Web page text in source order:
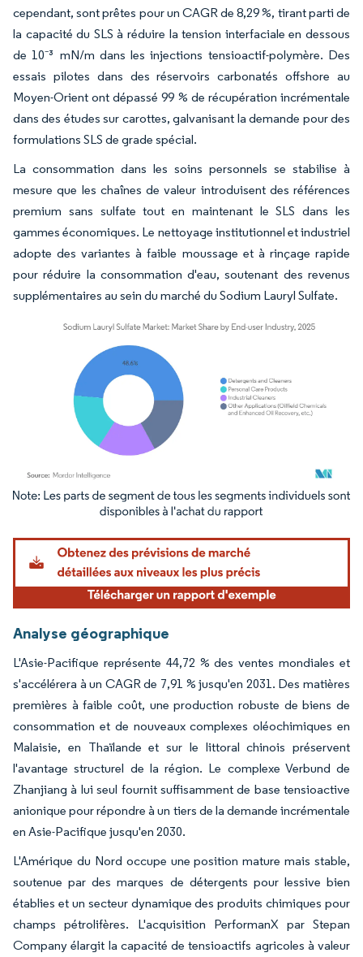
cependant, sont prêtes pour un CAGR de 8,29 %, tirant parti de
la capacité du SLS à réduire la tension interfaciale en dessous
de 10⁻³ mN/m dans les injections tensioactif-polymère. Des
essais pilotes dans des réservoirs carbonatés offshore au
Moyen-Orient ont dépassé 99 % de récupération incrémentale
dans des études sur carottes, galvanisant la demande pour des
formulations SLS de grade spécial.
La consommation dans les soins personnels se stabilise à
mesure que les chaînes de valeur introduisent des références
premium sans sulfate tout en maintenant le SLS dans les
gammes économiques. Le nettoyage institutionnel et industriel
adopte des variantes à faible moussage et à rinçage rapide
pour réduire la consommation d'eau, soutenant des revenus
supplémentaires au sein du marché du Sodium Lauryl Sulfate.
Image © Mordor Intelligence. La réutilisation nécessite une attribution sous CC BY
Analyse géographique
L'Asie-Pacifique représente 44,72 % des ventes mondiales et
s'accélérera à un CAGR de 7,91 % jusqu'en 2031. Des matières
premières à faible coût, une production robuste de biens de
consommation et de nouveaux complexes oléochimiques en
Malaisie, en Thaïlande et sur le littoral chinois préservent
l'avantage structurel de la région. Le complexe Verbund de
Zhanjiang à lui seul fournit suffisamment de base tensioactive
anionique pour répondre à un tiers de la demande incrémentale
en Asie-Pacifique jusqu'en 2030.
L'Amérique du Nord occupe une position mature mais stable,
soutenue par des marques de détergents pour lessive bien
établies et un secteur dynamique des produits chimiques pour
champs pétrolifères. L'acquisition PerformanX par Stepan
Company élargit la capacité de tensioactifs agricoles à valeur